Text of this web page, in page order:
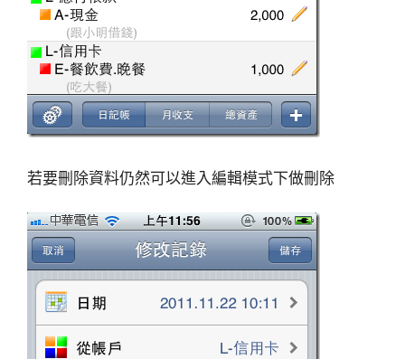
若要刪除資料仍然可以進入編輯模式下做刪除